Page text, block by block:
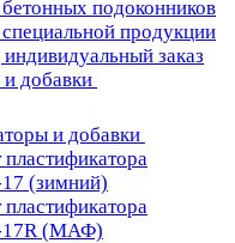
подоконников
продукции
заказ
добавки
и добавки
(зимний)
(МАФ)